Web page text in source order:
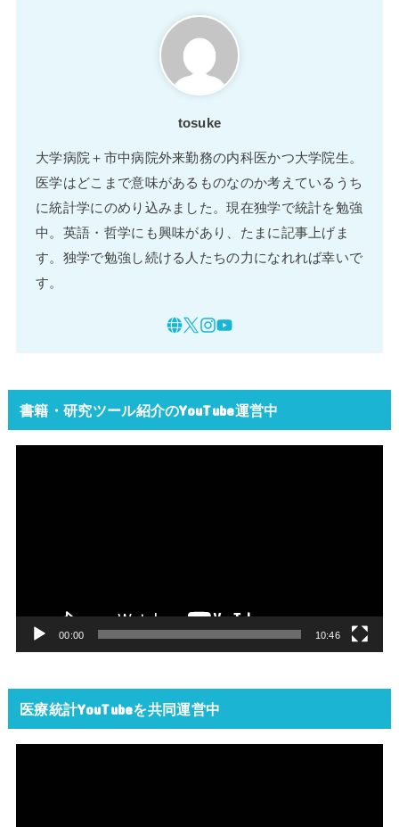
tosuke
大学病院＋市中病院外来勤務の内科医かつ大学院生。
医学はどこまで意味があるものなのか考えているうち
に統計学にのめり込みました。現在独学で統計を勉強
中。英語・哲学にも興味があり、たまに記事上げま
す。独学で勉強し続ける人たちの力になれれば幸いで
す。
書籍・研究ツール紹介のYouTube運営中
00:00 10:46
医療統計YouTubeを共同運営中